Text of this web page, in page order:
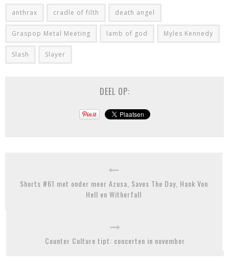
anthrax cradle of filth death angel
Graspop Metal Meeting lamb of god Myles Kennedy
Slash Slayer
DEEL OP:
Shorts #61 met onder meer Azusa, Saves The Day, Hank Von
Hell en Witherfall
Counter Culture tipt: concerten in november